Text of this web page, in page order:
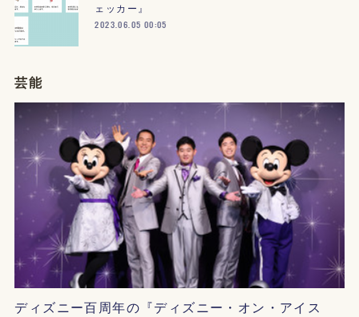
ェッカー』
2023.06.05 00:05
芸能
ディズニー百周年の『ディズニー・オン・アイス